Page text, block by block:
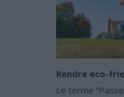
Rendre eco-
Le terme